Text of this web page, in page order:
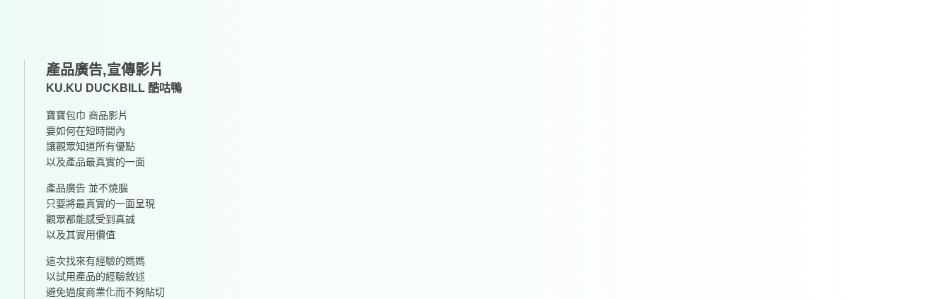
產品廣告,宣傳影片
KU.KU DUCKBILL 酷咕鴨
寶寶包巾 商品影片
要如何在短時間內
讓觀眾知道所有優點
以及產品最真實的一面
產品廣告 並不燒腦
只要將最真實的一面呈現
觀眾都能感受到真誠
以及其實用價值
這次找來有經驗的媽媽
以試用產品的經驗敘述
避免過度商業化而不夠貼切